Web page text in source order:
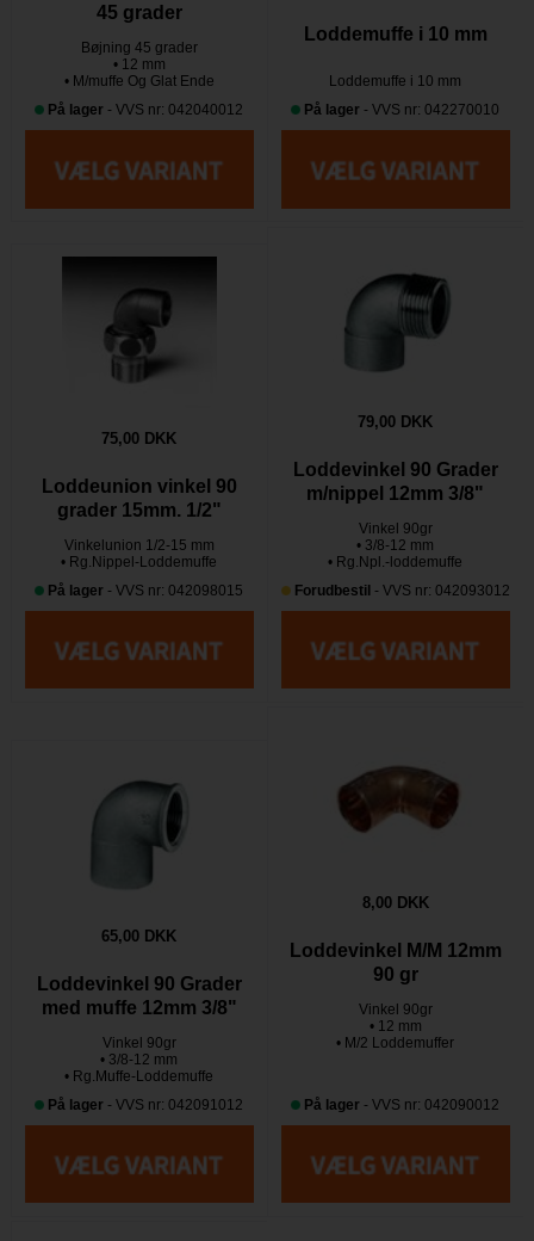
45 grader
Bøjning 45 grader
• 12 mm
• M/muffe Og Glat Ende
På lager - VVS nr: 042040012
Loddemuffe i 10 mm
Loddemuffe i 10 mm
På lager - VVS nr: 042270010
75,00 DKK
Loddeunion vinkel 90
grader 15mm. 1/2"
Vinkelunion 1/2-15 mm
• Rg.Nippel-Loddemuffe
På lager - VVS nr: 042098015
79,00 DKK
Loddevinkel 90 Grader
m/nippel 12mm 3/8"
Vinkel 90gr
• 3/8-12 mm
• Rg.Npl.-loddemuffe
Forudbestil - VVS nr: 042093012
65,00 DKK
Loddevinkel 90 Grader
med muffe 12mm 3/8"
Vinkel 90gr
• 3/8-12 mm
• Rg.Muffe-Loddemuffe
På lager - VVS nr: 042091012
8,00 DKK
Loddevinkel M/M 12mm
90 gr
Vinkel 90gr
• 12 mm
• M/2 Loddemuffer
På lager - VVS nr: 042090012